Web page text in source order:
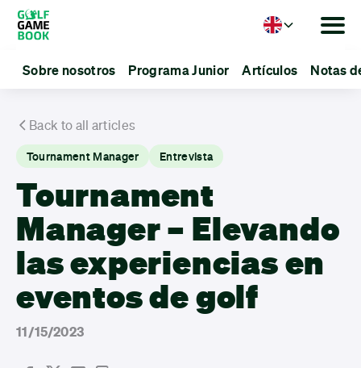
Sobre nosotros Programa Junior Artículos Notas
Language
Back to all articles
Tournament Manager Entrevista
Tournament
Manager – Elevando
las experiencias en
eventos de golf
11/15/2023